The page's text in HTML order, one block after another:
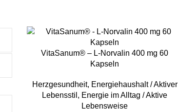
IN DEN WARENKORB
VitaSanum® – L-Norvalin 400 mg 60
Kapseln
Herzgesundheit, Energiehaushalt / Aktiver
Lebensstil , Energie im Alltag / Aktive
Lebensweise